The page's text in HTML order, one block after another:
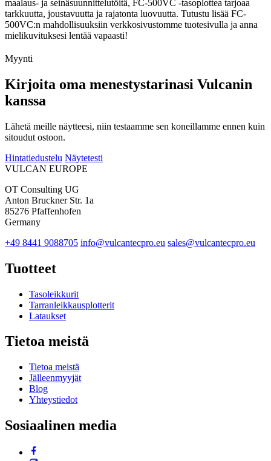
maalaus- ja seinäsuunnittelutöitä, FC-500VC -tasoplottea tarjoaa
tarkkuutta, joustavuutta ja rajatonta luovuutta. Tutustu lisää FC-
500VC:n mahdollisuuksiin verkkosivustomme tuotesivulla ja anna
mielikuvituksesi lentää vapaasti!
Myynti
Kirjoita oma menestystarinasi Vulcanin
kanssa
Lähetä meille näytteesi, niin testaamme sen koneillamme ennen kuin
sitoudut ostoon.
Hintatiedustelu Näytetesti
VULCAN EUROPE
OT Consulting UG
Anton Bruckner Str. 1a
85276 Pfaffenhofen
Germany
+49 8441 9088705 info@vulcantecpro.eu sales@vulcantecpro.eu
Tuotteet
Tasoleikkurit
Tarranleikkausplotterit
Lataukset
Tietoa meistä
Tietoa meistä
Jälleenmyyjät
Blog
Yhteystiedot
Sosiaalinen media